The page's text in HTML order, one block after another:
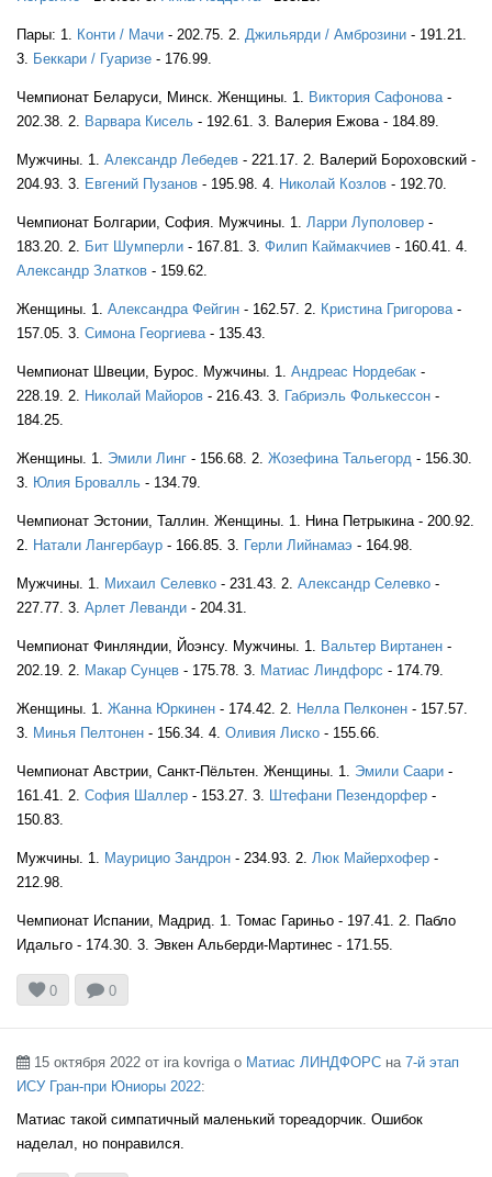
FIN
FIN
FIN
FIN
FIN
FIN
Пары: 1. Конти / Мачи - 202.75. 2. Джильярди / Амброзини - 191.21.
3. Беккари / Гуаризе - 176.99.
Чемпионат Беларуси, Минск. Женщины. 1. Виктория Сафонова -
202.38. 2. Варвара Кисель - 192.61. 3. Валерия Ежова - 184.89.
Мужчины. 1. Александр Лебедев - 221.17. 2. Валерий Бороховский -
204.93. 3. Евгений Пузанов - 195.98. 4. Николай Козлов - 192.70.
Чемпионат Болгарии, София. Мужчины. 1. Ларри Луполовер -
183.20. 2. Бит Шумперли - 167.81. 3. Филип Каймакчиев - 160.41. 4.
Александр Златков - 159.62.
Женщины. 1. Александра Фейгин - 162.57. 2. Кристина Григорова -
157.05. 3. Симона Георгиева - 135.43.
Чемпионат Швеции, Бурос. Мужчины. 1. Андреас Нордебак -
228.19. 2. Николай Майоров - 216.43. 3. Габриэль Фолькессон -
184.25.
Женщины. 1. Эмили Линг - 156.68. 2. Жозефина Тальегорд - 156.30.
3. Юлия Бровалль - 134.79.
Чемпионат Эстонии, Таллин. Женщины. 1. Нина Петрыкина - 200.92.
2. Натали Лангербаур - 166.85. 3. Герли Лийнамаэ - 164.98.
Мужчины. 1. Михаил Селевко - 231.43. 2. Александр Селевко -
227.77. 3. Арлет Леванди - 204.31.
Чемпионат Финляндии, Йоэнсу. Мужчины. 1. Вальтер Виртанен -
202.19. 2. Макар Сунцев - 175.78. 3. Матиас Линдфорс - 174.79.
Женщины. 1. Жанна Юркинен - 174.42. 2. Нелла Пелконен - 157.57.
3. Минья Пелтонен - 156.34. 4. Оливия Лиско - 155.66.
Чемпионат Австрии, Санкт-Пёльтен. Женщины. 1. Эмили Саари -
161.41. 2. София Шаллер - 153.27. 3. Штефани Пезендорфер -
150.83.
Мужчины. 1. Маурицио Зандрон - 234.93. 2. Люк Майерхофер -
212.98.
Чемпионат Испании, Мадрид. 1. Томас Гариньо - 197.41. 2. Пабло
Идальго - 174.30. 3. Эвкен Альберди-Мартинес - 171.55.
0  0
 15 октября 2022 от ira kovriga о Матиас ЛИНДФОРС на 7-й этап
ИСУ Гран-при Юниоры 2022:
Матиас такой симпатичный маленький тореадорчик. Ошибок
наделал, но понравился.